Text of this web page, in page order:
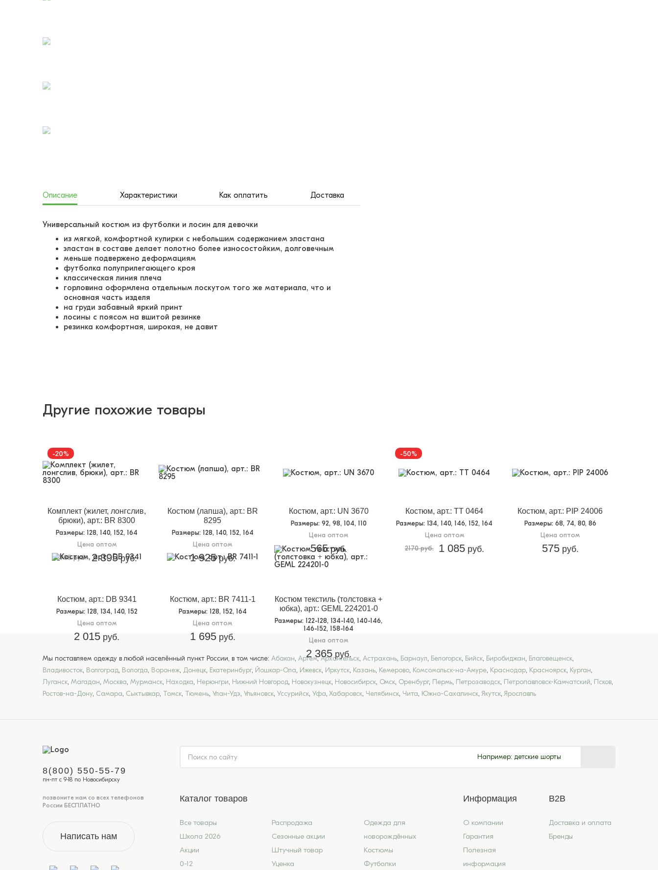
Описание Характеристики Как оплатить Доставка
Универсальный костюм из футболки и лосин для девочки
из мягкой, комфортной кулирки с небольшим содержанием эластана
эластан в составе делает полотно более износостойким, долговечным
меньше подвержено деформациям
футболка полуприлегающего кроя
классическая линия плеча
горловина оформлена отдельным лоскутом того же материала, что и
основная часть изделя
на груди забавный яркий принт
лосины с поясом на вшитой резинке
резинка комфортная, широкая, не давит
Другие похожие товары
-20%
Комплект (жилет, лонгслив,
брюки), арт.: BR 8300
Размеры: 128, 140, 152, 164
Цена оптом
2995 руб.
2 395руб.
Костюм (лапша), арт.: BR
8295
Размеры: 128, 140, 152, 164
Цена оптом
1 925руб.
Костюм, арт.: UN 3670
Размеры: 92, 98, 104, 110
Цена оптом
565руб.
-50%
Костюм, арт.: TT 0464
Размеры: 134, 140, 146, 152, 164
Цена оптом
2170 руб.
1 085руб.
Костюм, арт.: PIP 24006
Размеры: 68, 74, 80, 86
Цена оптом
575руб.
Костюм, арт.: DB 9341
Размеры: 128, 134, 140, 152
Цена оптом
2 015 руб.
Костюм, арт.: BR 7411-1
Размеры: 128, 152, 164
Цена оптом
1 695руб.
Костюм текстиль (толстовка +
юбка), арт.: GEML 224201-0
Размеры: 122-128, 134-140, 140-146,
146-152, 158-164
Цена оптом
2 365руб.
Мы поставляем одежду в любой населённый пункт России, в том числе: Абакан, Артем,Архангельск, Астрахань, Барнаул, Белогорск, Бийск, Биробиджан, Благовещенск,
Владивосток, Волгоград, Вологда, Воронеж, Донецк, Екатеринбург, Йошкар-Ола, Ижевск, Иркутск, Казань, Кемерово, Комсомольск-на-Амуре, Краснодар, Красноярск, Курган,
Луганск, Магадан, Москва, Мурманск, Находка, Нерюнгри, Нижний Новгород, Новокузнецк, Новосибирск, Омск, Оренбург, Пермь, Петрозаводск, Петропавловск-Камчатский, Псков,
Ростов-на-Дону, Самара, Сыктывкар, Томск, Тюмень, Улан-Удэ, Ульяновск, Уссурийск, Уфа, Хабаровск, Челябинск, Чита, Южно-Сахалинск, Якутск, Ярославль
8(800) 550-55-79
пн-пт с 9-18 по Новосибирску
позвоните нам со всех телефонов
России БЕСПЛАТНО
Написать нам
Например: детские шорты
Каталог товаров
Все товары
Школа 2026
Акции
0-12
Распродажа
Сезонные акции
Штучный товар
Уценка
Одежда для
новорождённых
Костюмы
Футболки
Информация
О компании
Гарантия
Полезная
информация
B2B
Доставка и оплата
Бренды